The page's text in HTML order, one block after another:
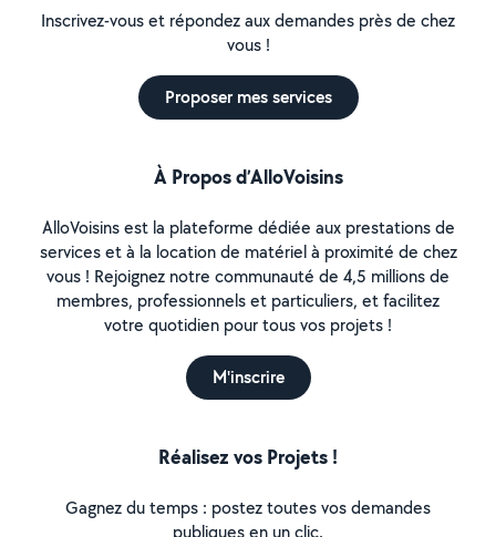
Inscrivez-vous et répondez aux demandes près de chez
vous !
Proposer mes services
À Propos d’AlloVoisins
AlloVoisins est la plateforme dédiée aux prestations de
services et à la location de matériel à proximité de chez
vous ! Rejoignez notre communauté de 4,5 millions de
membres, professionnels et particuliers, et facilitez
votre quotidien pour tous vos projets !
M'inscrire
Réalisez vos Projets !
Gagnez du temps : postez toutes vos demandes
publiques en un clic.